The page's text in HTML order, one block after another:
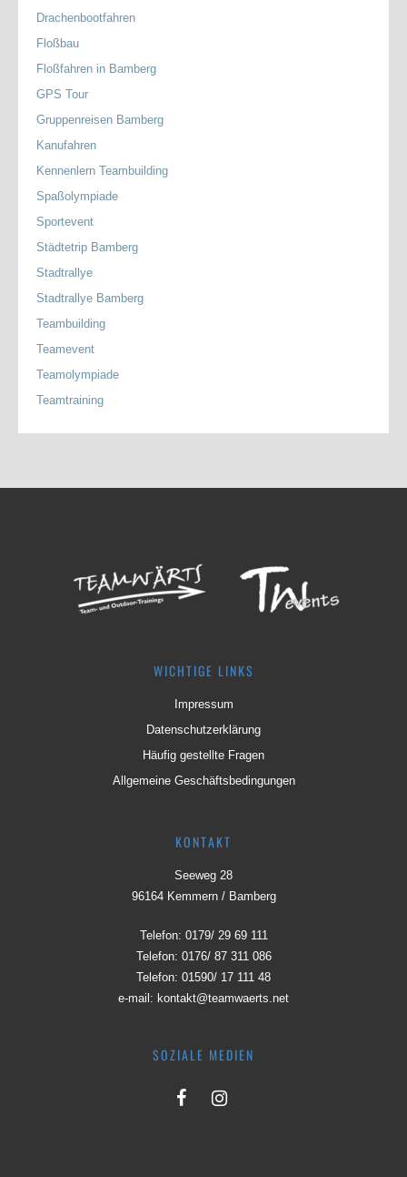
Drachenbootfahren
Floßbau
Floßfahren in Bamberg
GPS Tour
Gruppenreisen Bamberg
Kanufahren
Kennenlern Teambuilding
Spaßolympiade
Sportevent
Städtetrip Bamberg
Stadtrallye
Stadtrallye Bamberg
Teambuilding
Teamevent
Teamolympiade
Teamtraining
WICHTIGE LINKS
Impressum
Datenschutzerklärung
Häufig gestellte Fragen
Allgemeine Geschäftsbedingungen
KONTAKT
Seeweg 28
96164 Kemmern / Bamberg
Telefon: 0179/ 29 69 111
Telefon: 0176/ 87 311 086
Telefon: 01590/ 17 111 48
e-mail: kontakt@teamwaerts.net
SOZIALE MEDIEN